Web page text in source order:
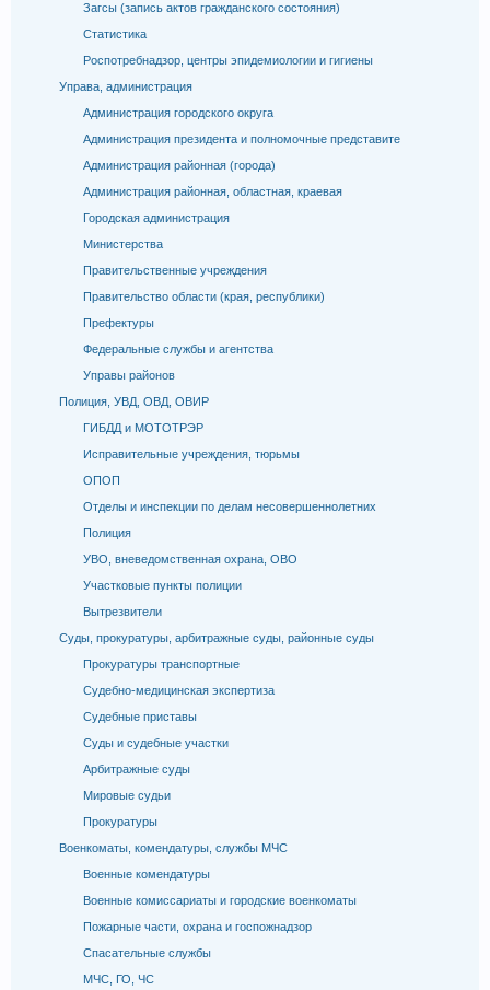
Загсы (запись актов гражданского состояния)
Статистика
Роспотребнадзор, центры эпидемиологии и гигиены
Управа, администрация
Администрация городского округа
Администрация президента и полномочные представите
Администрация районная (города)
Администрация районная, областная, краевая
Городская администрация
Министерства
Правительственные учреждения
Правительство области (края, республики)
Префектуры
Федеральные службы и агентства
Управы районов
Полиция, УВД, ОВД, ОВИР
ГИБДД и МОТОТРЭР
Исправительные учреждения, тюрьмы
ОПОП
Отделы и инспекции по делам несовершеннолетних
Полиция
УВО, вневедомственная охрана, ОВО
Участковые пункты полиции
Вытрезвители
Суды, прокуратуры, арбитражные суды, районные суды
Прокуратуры транспортные
Судебно-медицинская экспертиза
Судебные приставы
Суды и судебные участки
Арбитражные суды
Мировые судьи
Прокуратуры
Военкоматы, комендатуры, службы МЧС
Военные комендатуры
Военные комиссариаты и городские военкоматы
Пожарные части, охрана и госпожнадзор
Спасательные службы
МЧС, ГО, ЧС